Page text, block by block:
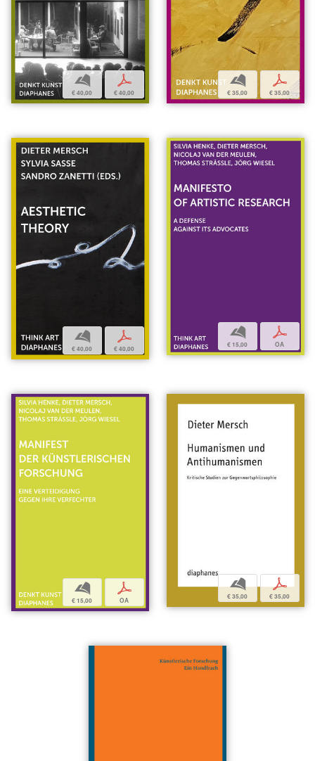
b
€ 40,00
p
€ 40,00
b
€ 35,00
p
€ 35,00
b
€ 40,00
p
€ 40,00
b
€ 15,00
p
OA
b
€ 15,00
p
OA
b
€ 35,00
p
€ 35,00